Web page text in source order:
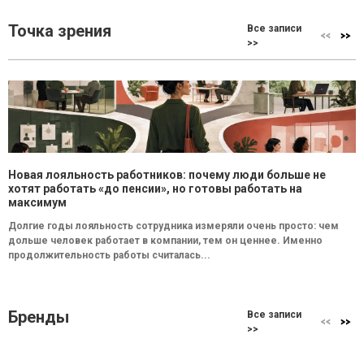
Точка зрения
Все записи
>>
Новая лояльность работников: почему люди больше не
хотят работать «до пенсии», но готовы работать на
максимум
Долгие годы лояльность сотрудника измеряли очень просто: чем
дольше человек работает в компании, тем он ценнее. Именно
продолжительность работы считалась...
Бренды
Все записи
>>